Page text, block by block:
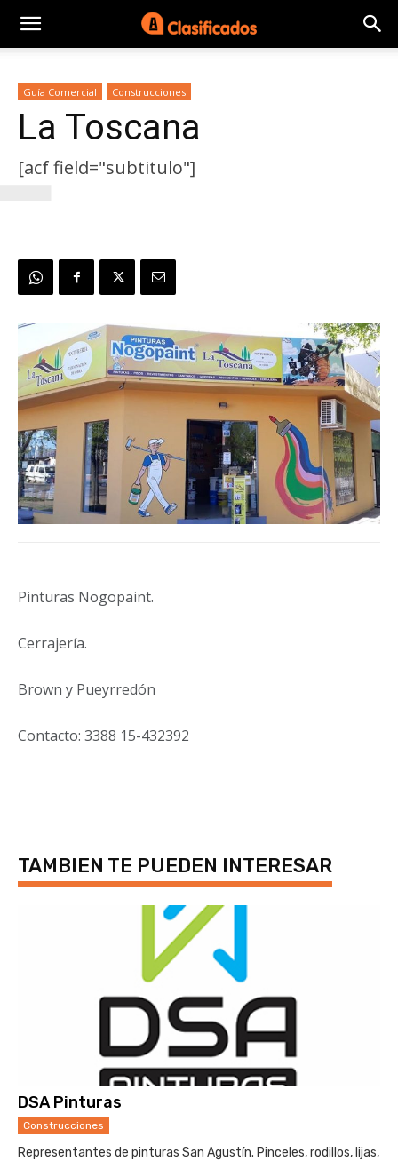
Guía Comercial Construcciones
La Toscana
[acf field="subtitulo"]
Pinturas Nogopaint.
Cerrajería.
Brown y Pueyrredón
Contacto: 3388 15-432392
TAMBIEN TE PUEDEN INTERESAR
DSA Pinturas
Construcciones
Representantes de pinturas San Agustín. Pinceles, rodillos, lijas,